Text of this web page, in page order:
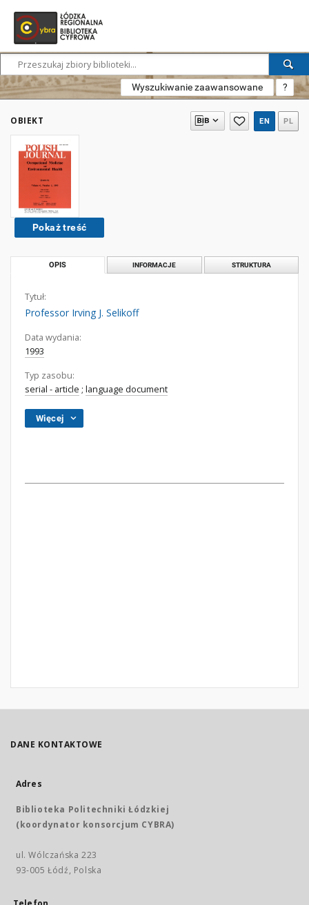
Wyszukiwanie zaawansowane ?
OBIEKT EN PL
Pokaż treść
OPIS INFORMACJE STRUKTURA
Tytuł:
Professor Irving J. Selikoff
Data wydania:
1993
Typ zasobu:
serial - article ; language document
Więcej
DANE KONTAKTOWE
Adres
Biblioteka Politechniki Łódzkiej
(koordynator konsorcjum CYBRA)
ul. Wólczańska 223
93-005 Łódź, Polska